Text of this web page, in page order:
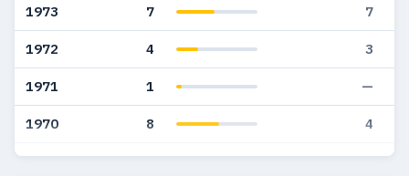
1973 7 7
1972 4 3
1971 1 —
1970 8 4
1969 7 7